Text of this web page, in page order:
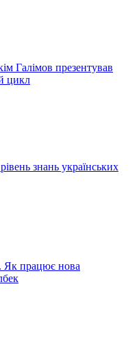
Галімов презентував
цикл
знань українських
Як працює нова